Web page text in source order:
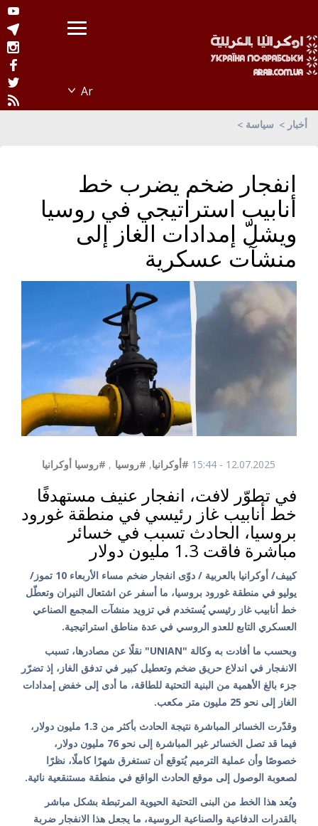
أخبار سياسة
انفجار ضخم يضرب خط
أنابيب استراتيجي في روسيا
ويشلّ إمدادات الغاز إلى
منشآت عسكرية
12.07.2025 - 15:44 #أوكرانيا, #روسيا , #روسيا أوكرانيا
في تطوّر لافت، انفجار عنيف مستهدفًا
خط أنابيب غاز رئيسي في منطقة غورود
بروسيا، الحادث تسبب في خسائر
مباشرة فاقت 1.3 مليون دولار
كييف/ أوكرانيا بالعربية / دوّى انفجار ضخم مساء الأربعاء 10 تموز/
يوليو في منطقة غورود بروسيا، ما أسفر عن اشتعال النيران وتعطّل
خط أنابيب غاز رئيسي يُستخدم في تزويد منشآت المجمع الصناعي
العسكري التابع للعدو الروسي في عدة مناطق استراتيجية.
وبحسب ما أفادت به وكالة "UNIAN" نقلًا عن مصادرها، تسبب
الانفجار في اندلاع حريق ضخم وتعطيل كبير في تدفق الغاز، إذ تضرّر
جزء بالغ الأهمية من البنية التحتية للطاقة، ما أدى إلى خفض إمدادات
الغاز إلى نحو 25 مليون متر مكعب.
وقدّرت الخسائر المباشرة نتيجة الحادث بأكثر من 1.3 مليون دولار،
فيما قد تصل الخسائر غير المباشرة إلى نحو 76 مليون دولار،
خصوصًا وأن عملية الترميم يُتوقع أن تستغرق شهرًا كاملًا، نظرًا
لصعوبة الوصول إلى موقع الحادث الواقع في منطقة مستنقعية نائية.
ويُعد هذا الخط من البنى التحتية الحيوية المرتبطة بشكل مباشر
بالقدرات الدفاعية والصناعية الروسية، ما يجعل هذا الانفجار ضربة